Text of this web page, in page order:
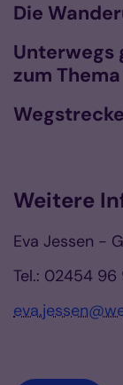
Die
Unterwegs
zum
Weitere
Eva Jessen -
Tel.: 02454 96